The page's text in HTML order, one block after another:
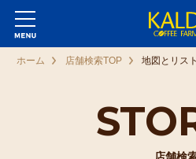
ホーム 店舗検索TOP 地図とリスト